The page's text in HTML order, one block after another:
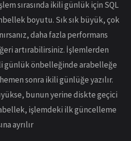
sırasında ikili günlük için SQL
boyutu. Sık sık büyük, çok
daha fazla performans
artırabilirsiniz. İşlemlerden
günlük önbelleğinde arabelleğe
sonra ikili günlüğe yazılır.
bunun yerine diskte geçici
işlemdeki ilk güncelleme
ayrılır